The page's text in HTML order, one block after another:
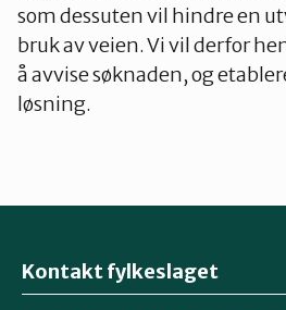
som dessuten vil hindre en
bruk av veien. Vi vil derfor
å avvise søknaden, og
løsning.
Kontakt fylkeslaget